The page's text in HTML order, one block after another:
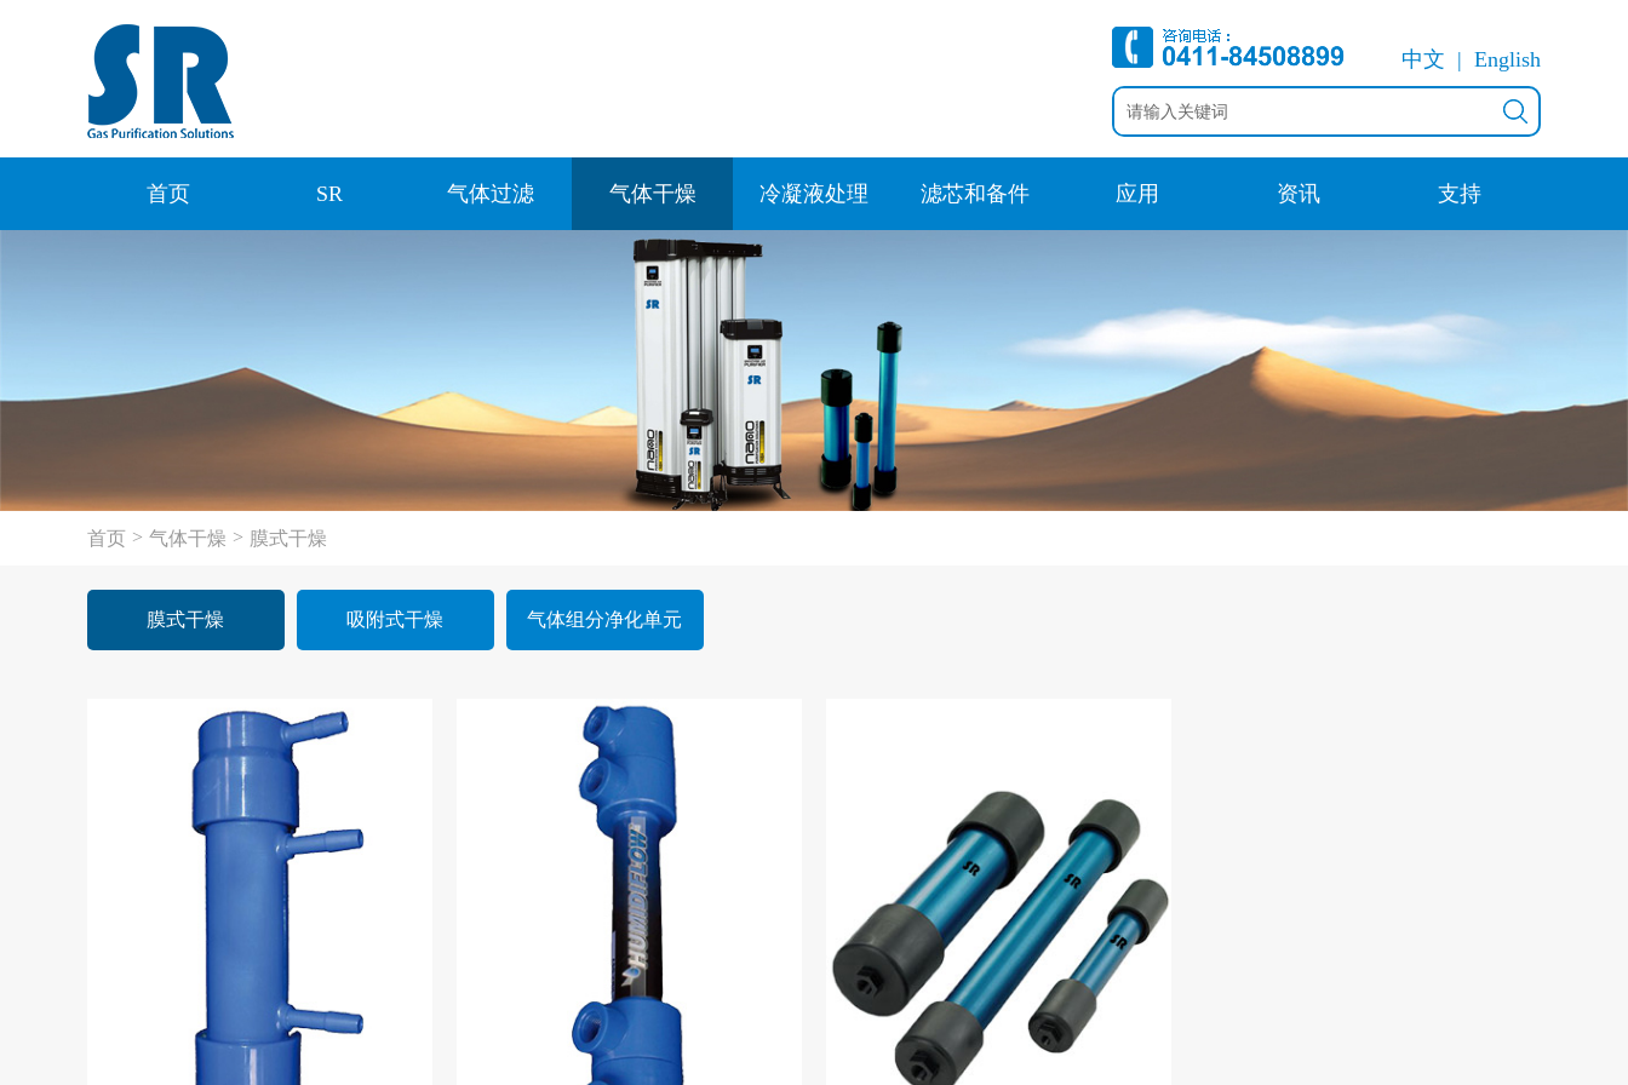
中文 English
首页 SR 气体过滤 气体干燥 冷凝液处理 滤芯和备件 应用 资讯 支持
首页 > 气体干燥 > 膜式干燥
膜式干燥 吸附式干燥 气体组分净化单元